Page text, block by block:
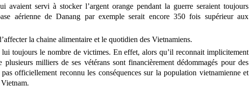
avaient servi à stocker l’argent orange pendant la guerre seraient toujours
aérienne de Danang par exemple serait encore 350 fois supérieur aux
la chaine alimentaire et le quotidien des Vietnamiens.
toujours le nombre de victimes. En effet, alors qu’il reconnait implicitement
plusieurs milliers de ses vétérans sont financièrement dédommagés pour des
officiellement reconnu les conséquences sur la population vietnamienne et